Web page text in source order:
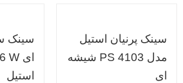
سینک پرنیان استیل
مدل PS 4103 شیشه
ای
سینک
استیل